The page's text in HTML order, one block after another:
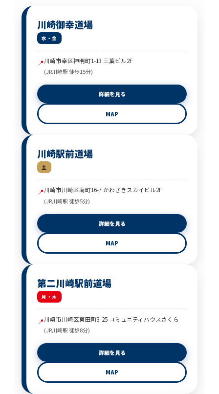
川崎御幸道場
水・金
📍川崎市幸区神明町1-13 三葉ビル2F
(JR川崎駅 徒歩15分)
詳細を見る
MAP
川崎駅前道場
土
📍川崎市川崎区南町16-7 かわさきスカイビル2F
(JR川崎駅 徒歩5分)
詳細を見る
MAP
第二川崎駅前道場
月・木
📍川崎市川崎区東田町3-25 コミュニティハウスさくら
(JR川崎駅 徒歩8分)
詳細を見る
MAP